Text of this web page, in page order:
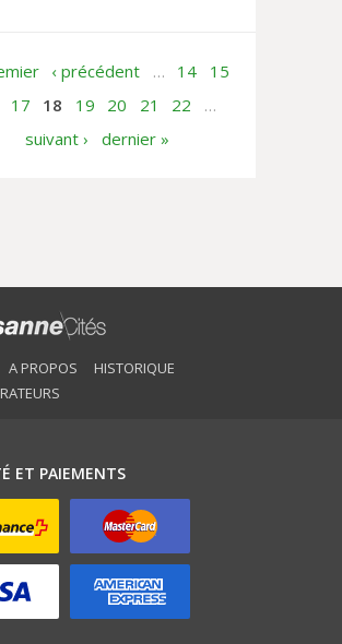
‹ précédent … 14
15
17 18 19 20 21 22
…
suivant ›
dernier »
A PROPOS
HISTORIQUE
ET PAIEMENTS